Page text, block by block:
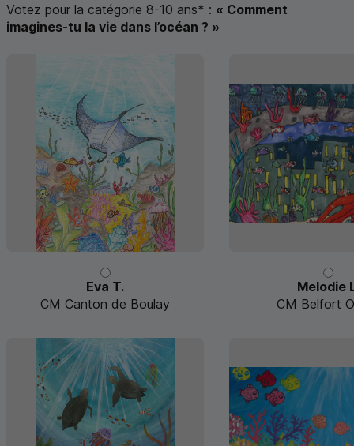
Votez pour la catégorie 8-10 ans* : « Comment
imagines-tu la vie dans l’océan ? »
Eva T.
CM Canton de Boulay
Melodie
CM Belfort